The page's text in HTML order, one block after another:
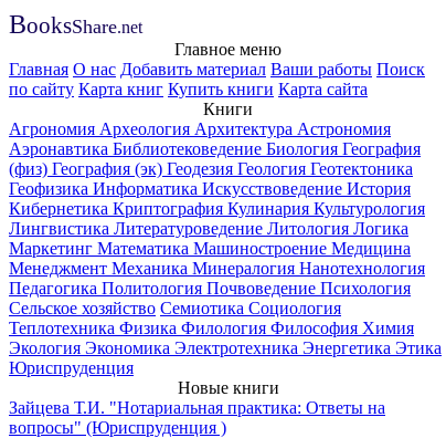
BooksShare.net
Главное меню
Главная О нас Добавить материал Ваши работы Поиск
по сайту Карта книг Купить книги Карта сайта
Книги
Агрономия Археология Архитектура Астрономия
Аэронавтика Библиотековедение Биология География
(физ) География (эк) Геодезия Геология Геотектоника
Геофизика Информатика Искусствоведение История
Кибернетика Криптография Кулинария Культурология
Лингвистика Литературоведение Литология Логика
Маркетинг Математика Машиностроение Медицина
Менеджмент Механика Минералогия Нанотехнология
Педагогика Политология Почвоведение Психология
Сельское хозяйство Семиотика Социология
Теплотехника Физика Филология Философия Химия
Экология Экономика Электротехника Энергетика Этика
Юриспруденция
Новые книги
Зайцева Т.И. "Нотариальная практика: Ответы на
вопросы" (Юриспруденция )